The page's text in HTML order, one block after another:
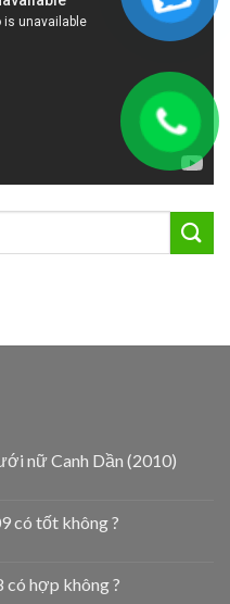
nữ Canh Dần (2010)
có tốt không ?
hợp không ?